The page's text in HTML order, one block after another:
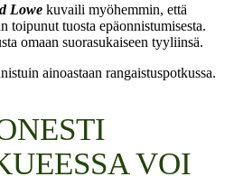
Lowe kuvaili myöhemmin, että
toipunut tuosta epäonnistumisesta.
omaan suorasukaiseen tyyliinsä.
ainoastaan rangaistuspotkussa.
VOI